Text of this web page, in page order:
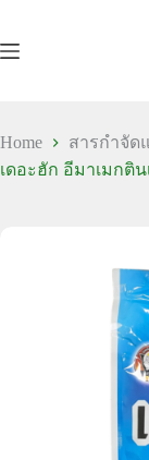
Home
สารกำจัด
เดอะฮัก อีมาเมกติ